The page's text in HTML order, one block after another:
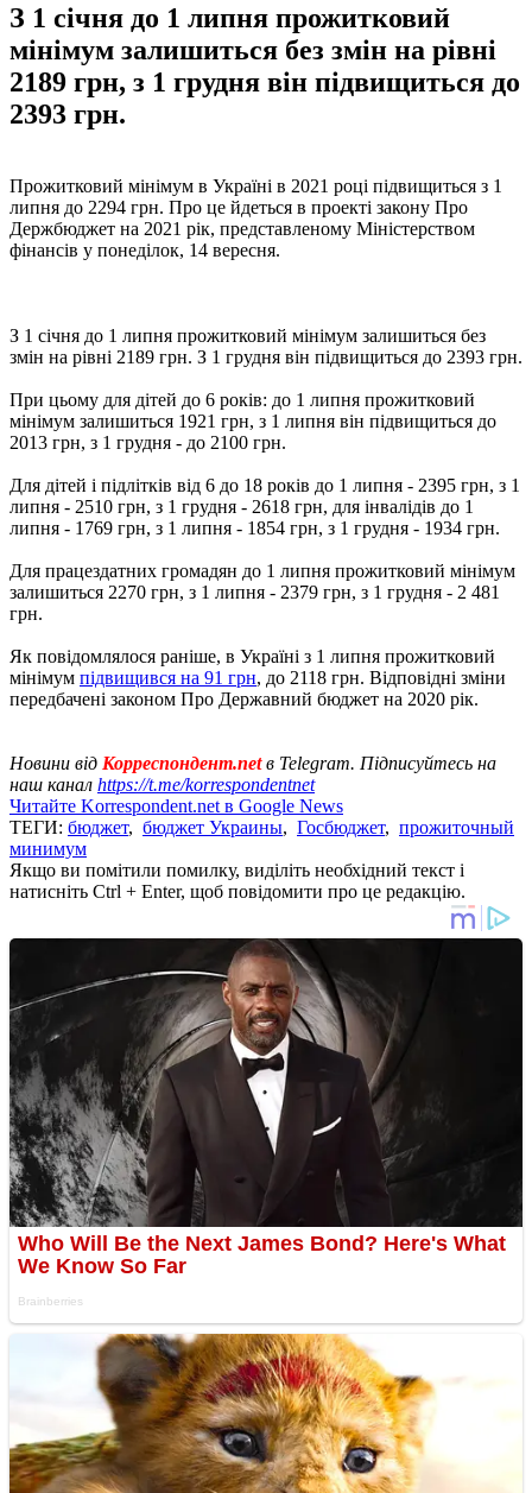
З 1 січня до 1 липня прожитковий
мінімум залишиться без змін на рівні
2189 грн, з 1 грудня він підвищиться до
2393 грн.
Прожитковий мінімум в Україні в 2021 році підвищиться з 1
липня до 2294 грн. Про це йдеться в проекті закону Про
Держбюджет на 2021 рік, представленому Міністерством
фінансів у понеділок, 14 вересня.
З 1 січня до 1 липня прожитковий мінімум залишиться без
змін на рівні 2189 грн. З 1 грудня він підвищиться до 2393 грн.
При цьому для дітей до 6 років: до 1 липня прожитковий
мінімум залишиться 1921 грн, з 1 липня він підвищиться до
2013 грн, з 1 грудня - до 2100 грн.
Для дітей і підлітків від 6 до 18 років до 1 липня - 2395 грн, з 1
липня - 2510 грн, з 1 грудня - 2618 грн, для інвалідів до 1
липня - 1769 грн, з 1 липня - 1854 грн, з 1 грудня - 1934 грн.
Для працездатних громадян до 1 липня прожитковий мінімум
залишиться 2270 грн, з 1 липня - 2379 грн, з 1 грудня - 2 481
грн.
Як повідомлялося раніше, в Україні з 1 липня прожитковий
мінімум підвищився на 91 грн, до 2118 грн. Відповідні зміни
передбачені законом Про Державний бюджет на 2020 рік.
Новини від Корреспондент.netв Telegram. Підписуйтесь на
наш канал https://t.me/korrespondentnet
Читайте Korrespondent.net в Google News
ТЕГИ: бюджет, бюджет Украины, Госбюджет, прожиточный
минимум
Якщо ви помітили помилку, виділіть необхідний текст і
натисніть Ctrl + Enter, щоб повідомити про це редакцію.